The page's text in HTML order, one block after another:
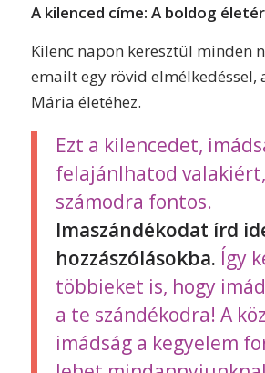
A kilenced címe: A boldog
Kilenc napon keresztül minden
emailt egy rövid elmélkedéssel,
Mária életéhez.
Ezt a kilencedet,
felajánlhatod
számodra fontos.
Imaszándékodat írd
hozzászólásokba. Így
többieket is, hogy
a te szándékodra! A
imádság a kegyelem